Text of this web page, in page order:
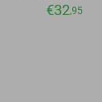
€32,95